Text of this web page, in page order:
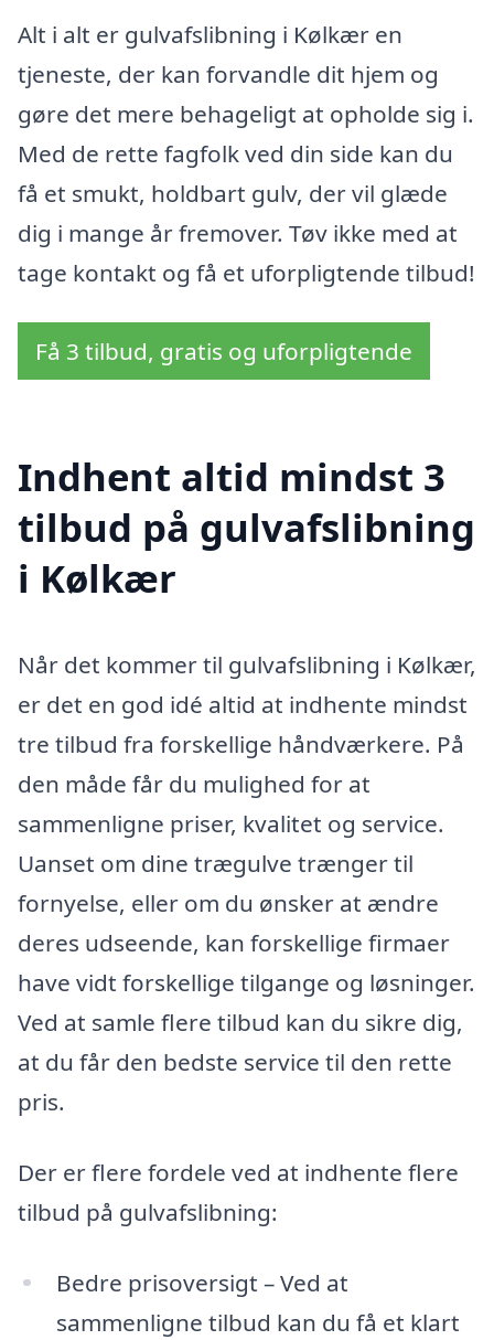
Alt i alt er gulvafslibning i Kølkær en
tjeneste, der kan forvandle dit hjem og
gøre det mere behageligt at opholde sig i.
Med de rette fagfolk ved din side kan du
få et smukt, holdbart gulv, der vil glæde
dig i mange år fremover. Tøv ikke med at
tage kontakt og få et uforpligtende tilbud!
Få 3 tilbud, gratis og uforpligtende
Indhent altid mindst 3
tilbud på gulvafslibning
i Kølkær
Når det kommer til gulvafslibning i Kølkær,
er det en god idé altid at indhente mindst
tre tilbud fra forskellige håndværkere. På
den måde får du mulighed for at
sammenligne priser, kvalitet og service.
Uanset om dine trægulve trænger til
fornyelse, eller om du ønsker at ændre
deres udseende, kan forskellige firmaer
have vidt forskellige tilgange og løsninger.
Ved at samle flere tilbud kan du sikre dig,
at du får den bedste service til den rette
pris.
Der er flere fordele ved at indhente flere
tilbud på gulvafslibning:
Bedre prisoversigt – Ved at
sammenligne tilbud kan du få et klart